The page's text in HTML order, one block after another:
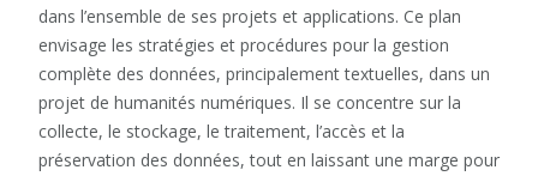
dans l’ensemble de ses projets et applications. Ce plan
envisage les stratégies et procédures pour la gestion
complète des données, principalement textuelles, dans un
projet de humanités numériques. Il se concentre sur la
collecte, le stockage, le traitement, l’accès et la
préservation des données, tout en laissant une marge pour